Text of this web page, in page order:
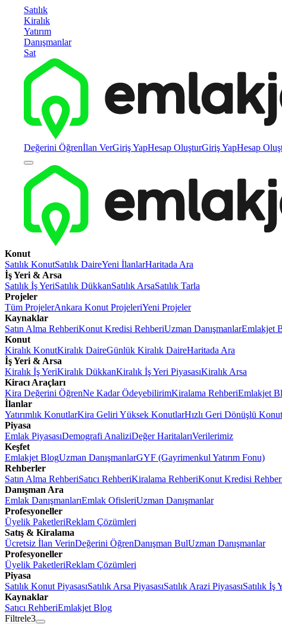
Satılık
Kiralık
Yatırım
Danışmanlar
Sat
Değerini Öğrenİlan VerGiriş YapHesap OluşturGiriş YapHesap
Konut
Satılık KonutSatılık DaireYeni İlanlarHaritada Ara
İş Yeri & Arsa
Satılık İş YeriSatılık DükkanSatılık ArsaSatılık Tarla
Projeler
Tüm ProjelerAnkara Konut ProjeleriYeni Projeler
Kaynaklar
Satın Alma RehberiKonut Kredisi RehberiUzman DanışmanlarEmlakjet
Konut
Kiralık KonutKiralık DaireGünlük Kiralık DaireHaritada Ara
İş Yeri & Arsa
Kiralık İş YeriKiralık DükkanKiralık İş Yeri PiyasasıKiralık Arsa
Kiracı Araçları
Kira Değerini ÖğrenNe Kadar ÖdeyebilirimKiralama RehberiEmlakjet
İlanlar
Yatırımlık KonutlarKira Geliri Yüksek KonutlarHızlı Geri Dönüşlü
Piyasa
Emlak PiyasasıDemografi AnaliziDeğer HaritalarıVerilerimiz
Keşfet
Emlakjet BlogUzman DanışmanlarGYF (Gayrimenkul Yatırım Fonu)
Rehberler
Satın Alma RehberiSatıcı RehberiKiralama RehberiKonut Kredisi
Danışman Ara
Emlak DanışmanlarıEmlak OfisleriUzman Danışmanlar
Profesyoneller
Üyelik PaketleriReklam Çözümleri
Satış & Kiralama
Ücretsiz İlan VerinDeğerini ÖğrenDanışman BulUzman Danışmanlar
Profesyoneller
Üyelik PaketleriReklam Çözümleri
Piyasa
Satılık Konut PiyasasıSatılık Arsa PiyasasıSatılık Arazi PiyasasıSatılık İş
Kaynaklar
Satıcı RehberiEmlakjet Blog
Filtrele3